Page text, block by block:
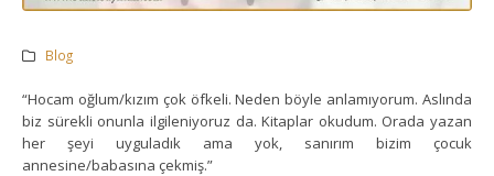
Blog
“Hocam oğlum/kızım çok öfkeli. Neden böyle anlamıyorum. Aslında
biz sürekli onunla ilgileniyoruz da. Kitaplar okudum. Orada yazan
her şeyi uyguladık ama yok, sanırım bizim çocuk
annesine/babasına çekmiş.”